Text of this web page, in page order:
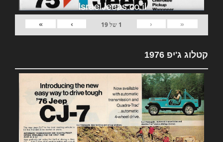
«
‹
1 של19
›
»
קטלוג ג'יפ 1976